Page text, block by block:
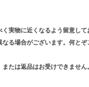
実物に近くなるよう留意し
なる場合がございます。何と
たは返品はお受けできません